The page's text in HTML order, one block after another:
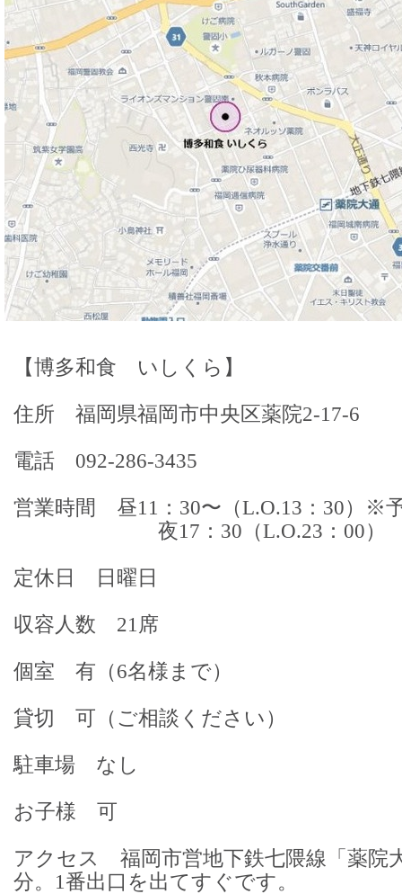
【博多和食 いしくら】
住所 福岡県福岡市中央区薬院2-17-6
電話 092-286-3435
営業時間 昼11：30〜（L.O.13：30）※
夜17：30（L.O.23：00）
定休日 日曜日
収容人数 21席
個室 有（6名様まで）
貸切 可（ご相談ください）
駐車場 なし
お子様 可
アクセス 福岡市営地下鉄七隈線「薬院
分。1番出口を出てすぐです。